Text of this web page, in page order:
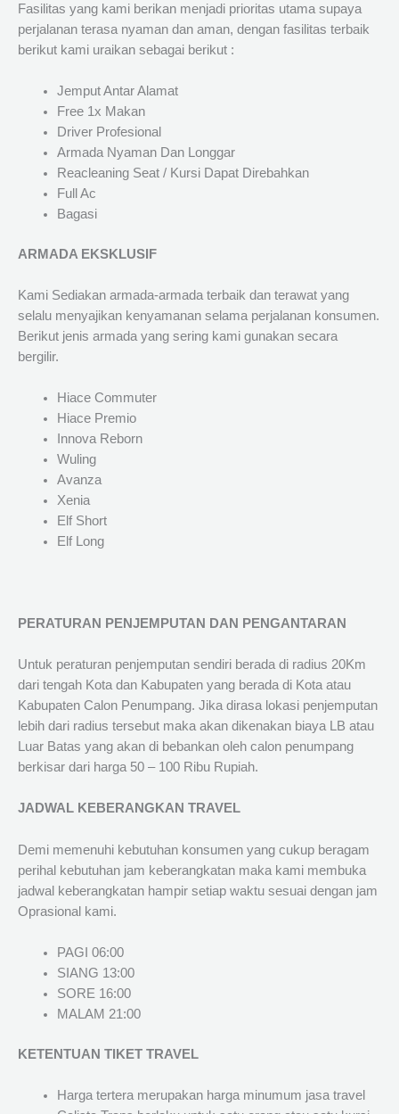
Fasilitas yang kami berikan menjadi prioritas utama supaya
perjalanan terasa nyaman dan aman, dengan fasilitas terbaik
berikut kami uraikan sebagai berikut :
Jemput Antar Alamat
Free 1x Makan
Driver Profesional
Armada Nyaman Dan Longgar
Reacleaning Seat / Kursi Dapat Direbahkan
Full Ac
Bagasi
ARMADA EKSKLUSIF
Kami Sediakan armada-armada terbaik dan terawat yang
selalu menyajikan kenyamanan selama perjalanan konsumen.
Berikut jenis armada yang sering kami gunakan secara
bergilir.
Hiace Commuter
Hiace Premio
Innova Reborn
Wuling
Avanza
Xenia
Elf Short
Elf Long
PERATURAN PENJEMPUTAN DAN PENGANTARAN
Untuk peraturan penjemputan sendiri berada di radius 20Km
dari tengah Kota dan Kabupaten yang berada di Kota atau
Kabupaten Calon Penumpang. Jika dirasa lokasi penjemputan
lebih dari radius tersebut maka akan dikenakan biaya LB atau
Luar Batas yang akan di bebankan oleh calon penumpang
berkisar dari harga 50 – 100 Ribu Rupiah.
JADWAL KEBERANGKAN TRAVEL
Demi memenuhi kebutuhan konsumen yang cukup beragam
perihal kebutuhan jam keberangkatan maka kami membuka
jadwal keberangkatan hampir setiap waktu sesuai dengan jam
Oprasional kami.
PAGI 06:00
SIANG 13:00
SORE 16:00
MALAM 21:00
KETENTUAN TIKET TRAVEL
Harga tertera merupakan harga minumum jasa travel